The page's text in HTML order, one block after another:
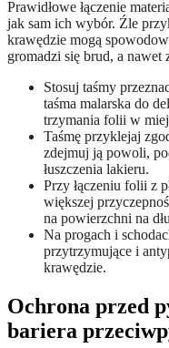
Prawidłowe łączenie
jak sam ich wybór. Źle
krawędzie mogą
gromadzi się brud, a nawet
Stosuj taśmy
taśma malarska do
trzymania folii w
Taśmę przyklejaj
zdejmuj ją powoli,
łuszczenia lakieru.
Przy łączeniu folii z
większej
na powierzchni na
Na progach i
przytrzymujące i
krawędzie.
Ochrona przed
bariera